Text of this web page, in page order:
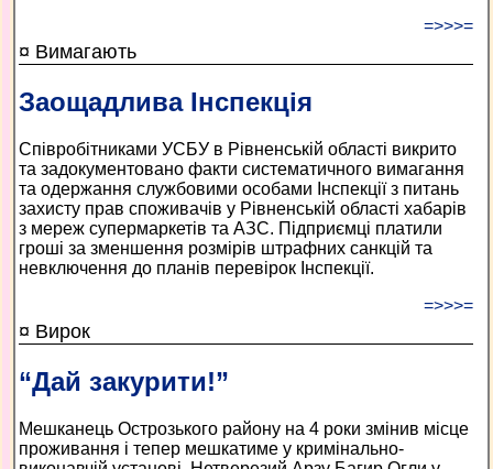
=>>>=
¤ Вимагають
Заощадлива Інспекція
Співробітниками УСБУ в Рівненській області викрито
та задокументовано факти систематичного вимагання
та одержання службовими особами Інспекції з питань
захисту прав споживачів у Рівненській області хабарів
з мереж супермаркетів та АЗС. Підприємці платили
гроші за зменшення розмірів штрафних санкцій та
невключення до планів перевірок Інспекції.
=>>>=
¤ Вирок
“Дай закурити!”
Мешканець Острозького району на 4 роки змінив місце
проживання і тепер мешкатиме у кримінально-